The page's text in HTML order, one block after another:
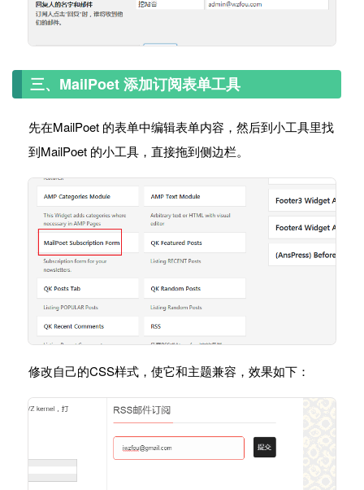
三、MailPoet 添加订阅表单工具
先在MailPoet 的表单中编辑表单内容，然后到小工具里找
到MailPoet 的小工具，直接拖到侧边栏。
修改自己的CSS样式，使它和主题兼容，效果如下：